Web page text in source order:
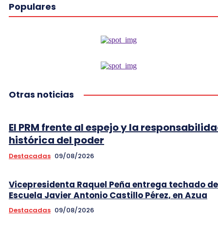
Populares
Otras noticias
El PRM frente al espejo y la
histórica del poder
Destacadas 09/08/2026
Vicepresidenta Raquel Peña entrega techado
Escuela Javier Antonio Castillo Pérez, en Azua
Destacadas 09/08/2026